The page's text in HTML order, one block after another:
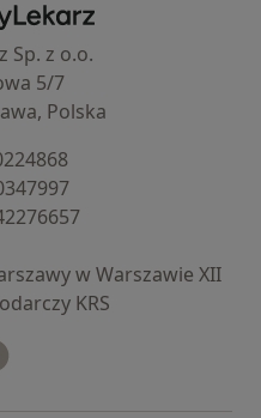
- Strona główna
Sp. z o.o.
5/7
Polska
w Warszawie XII
KRS